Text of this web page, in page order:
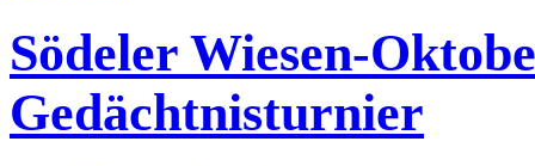
Södeler Wiesen-
Gedächtnisturnier